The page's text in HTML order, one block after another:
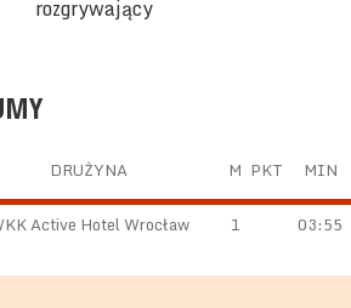
rozgrywający
DRUŻYNA M PKT MIN
Active Hotel Wrocław 1 03:55